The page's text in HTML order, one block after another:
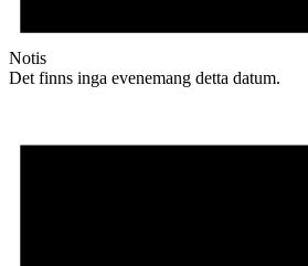
Notis
Det finns inga evenemang detta datum.